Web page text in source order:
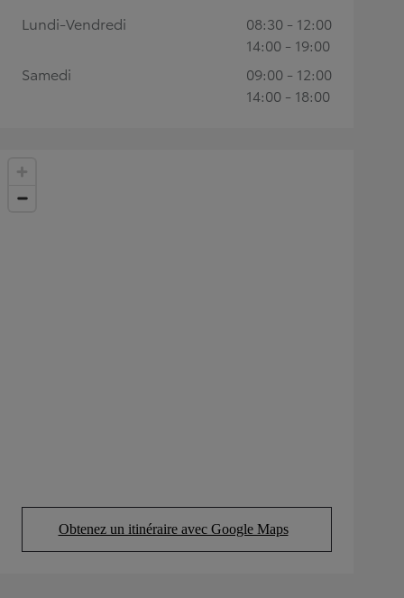
Obtenez un itinéraire avec Google Maps
(Opens in new tab)
Lundi-Vendredi
08:30 - 12:00
14:00 - 19:00
Samedi
09:00 - 12:00
14:00 - 18:00